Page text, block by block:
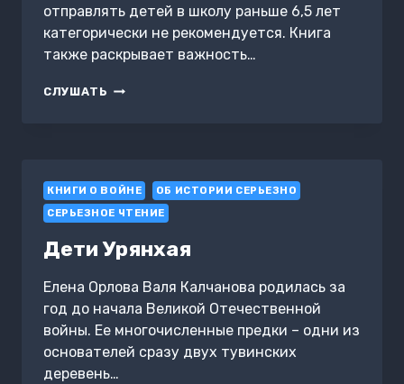
отправлять детей в школу раньше 6,5 лет
категорически не рекомендуется. Книга
также раскрывает важность…
СЛУШАТЬ ОКЕАН
КНИГИ О ВОЙНЕ
ОБ ИСТОРИИ СЕРЬЕЗНО
СЕРЬЕЗНОЕ ЧТЕНИЕ
Дети Урянхая
Елена Орлова Валя Калчанова родилась за
год до начала Великой Отечественной
войны. Ее многочисленные предки – одни из
основателей сразу двух тувинских
деревень…